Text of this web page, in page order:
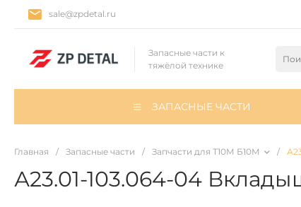
sale@zpdetal.ru
Запасные части к
тяжёлой технике
ЗАПАСНЫЕ ЧАСТИ
Главная / Запасные части / Запчасти для Т10М Б10М /
А23.01-103.064-04